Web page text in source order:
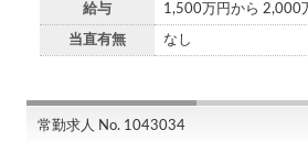
給与 1,500万円から 2,000
当直有無 なし
常勤求人 No. 1043034